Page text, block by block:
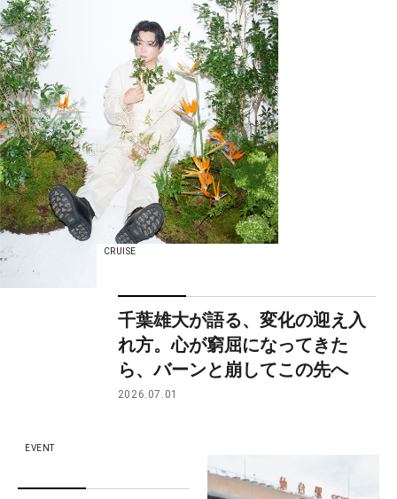
CRUISE
千葉雄大が語る、変化の迎え入
れ方。心が窮屈になってきた
ら、バーンと崩してこの先へ
2026.07.01
EVENT